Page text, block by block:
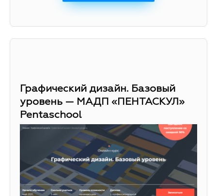
Графический дизайн. Базовый
уровень — МАДП «ПЕНТАСКУЛ»
Pentaschool